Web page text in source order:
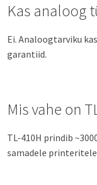
Kas analoog
Ei. Analoogtarviku
garantiid.
Mis vahe on
TL-410H prindib
samadele